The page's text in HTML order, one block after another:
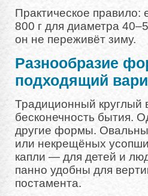
Практическое правило:
800 г для диаметра
он не переживёт зиму.
Разнообразие
подходящий
Традиционный круглый
бесконечность бытия.
другие формы.
или некрещёных
капли — для детей и
панно удобны для
постамента.